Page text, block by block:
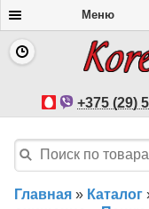
Меню
+375 (29)
Главная » Каталог